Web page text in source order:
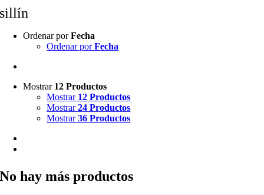
sillín
Ordenar porFecha
Ordenar porFecha
Mostrar 12 Productos
Mostrar 12 Productos
Mostrar24 Productos
Mostrar36 Productos
No hay más productos